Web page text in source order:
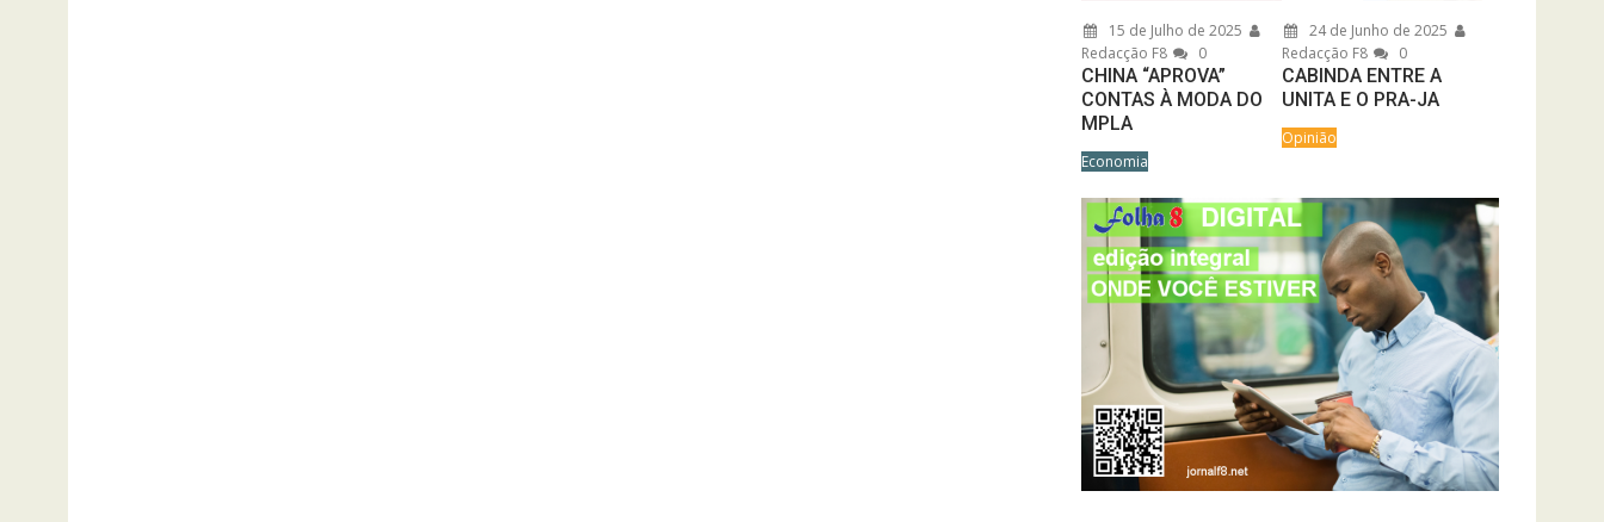
15 de Julho de 2025
Redacção F8
0
CHINA “APROVA”
CONTAS À MODA DO
MPLA
Economia
24 de Junho de 2025
Redacção F8
0
CABINDA ENTRE A
UNITA E O PRA-JA
Opinião